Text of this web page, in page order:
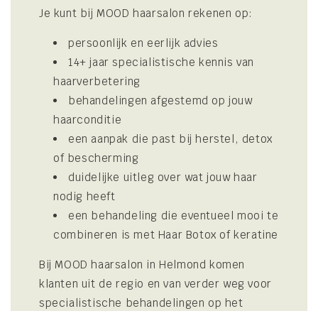
Je kunt bij MOOD haarsalon rekenen op:
persoonlijk en eerlijk advies
14+ jaar specialistische kennis van
haarverbetering
behandelingen afgestemd op jouw
haarconditie
een aanpak die past bij herstel, detox
of bescherming
duidelijke uitleg over wat jouw haar
nodig heeft
een behandeling die eventueel mooi te
combineren is met Haar Botox of keratine
Bij MOOD haarsalon in Helmond komen
klanten uit de regio en van verder weg voor
specialistische behandelingen op het